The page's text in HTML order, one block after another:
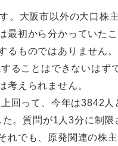
。大阪市以外の大口株
最初から分かっていた
るものではありません
ることはできないはず
考えられません。
回って、今年は3842人
。質問が1人3分に制限
れでも、原発関連の株